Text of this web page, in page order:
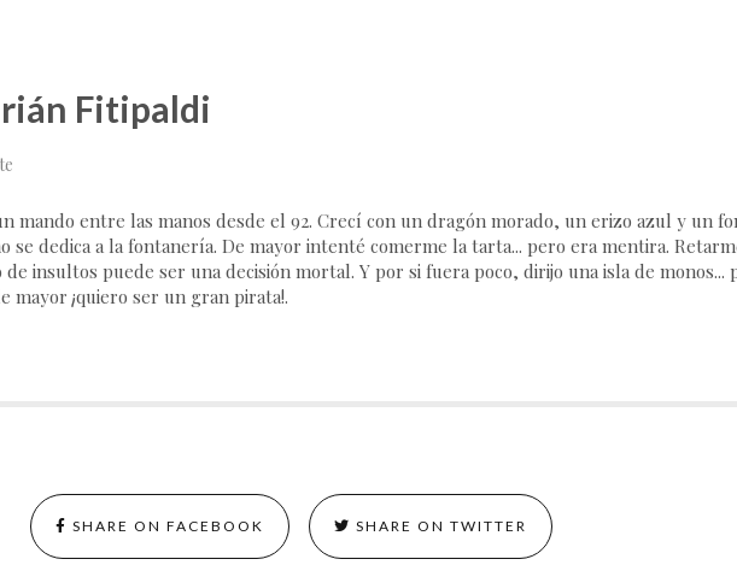
Fitipaldi
mando entre las manos desde el 92. Crecí con un dragón morado, un erizo azul y un
se dedica a la fontanería. De mayor intenté comerme la tarta... pero era mentira.
de insultos puede ser una decisión mortal. Y por si fuera poco, dirijo una isla de monos...
mayor ¡quiero ser un gran pirata!.
SHARE ON FACEBOOK SHARE ON TWITTER